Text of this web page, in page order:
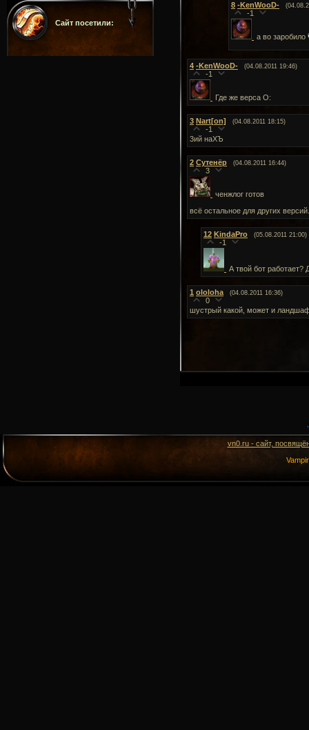
Сайт посетили:
8 -KenWooD-
-1
а во заробило
4 -KenWooD- (04.08.2011 19:46)
-1
Где же верса О:
3 Nart[on] (04.08.2011 18:15)
-1
3ий наХЪ
2 Сутенёр (04.08.2011 16:44)
3
ченжлог готов
всё остальное для других
12 KindaPro (05.08.2011 21:00)
-1
А твой бот работает?
1 ololoha (04.08.2011 16:36)
0
шустрый какой, может и
vn0.ru - сайт,